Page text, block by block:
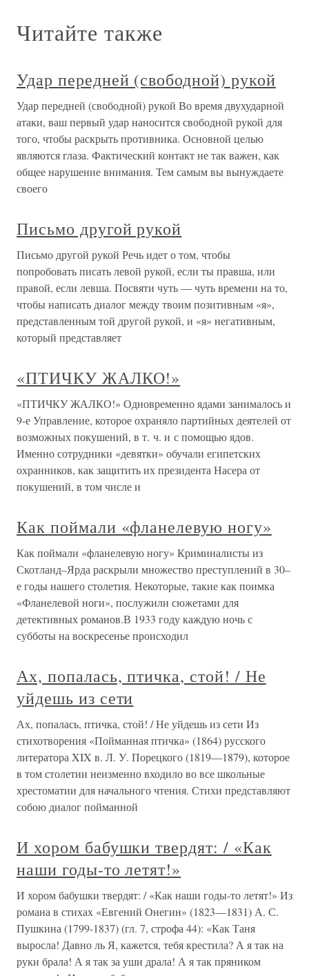
Читайте также
Удар передней (свободной) рукой
Удар передней (свободной) рукой Во время двухударной
атаки, ваш первый удар наносится свободной рукой для
того, чтобы раскрыть противника. Основной целью
являются глаза. Фактический контакт не так важен, как
общее нарушение внимания. Тем самым вы вынуждаете
своего
Письмо другой рукой
Письмо другой рукой Речь идет о том, чтобы
попробовать писать левой рукой, если ты правша, или
правой, если левша. Посвяти чуть — чуть времени на то,
чтобы написать диалог между твоим позитивным «я»,
представленным той другой рукой, и «я» негативным,
который представляет
«ПТИЧКУ ЖАЛКО!»
«ПТИЧКУ ЖАЛКО!» Одновременно ядами занималось и
9-е Управление, которое охраняло партийных деятелей от
возможных покушений, в т. ч. и с помощью ядов.
Именно сотрудники «девятки» обучали египетских
охранников, как защитить их президента Насера от
покушений, в том числе и
Как поймали «фланелевую ногу»
Как поймали «фланелевую ногу» Криминалисты из
Скотланд–Ярда раскрыли множество преступлений в 30–
е годы нашего столетия. Некоторые, такие как поимка
«Фланелевой ноги», послужили сюжетами для
детективных романов.В 1933 году каждую ночь с
субботы на воскресенье происходил
Ах, попалась, птичка, стой! / Не
уйдешь из сети
Ах, попалась, птичка, стой! / Не уйдешь из сети Из
стихотворения «Пойманная птичка» (1864) русского
литератора XIX в. Л. У. Порецкого (1819—1879), которое
в том столетии неизменно входило во все школьные
хрестоматии для начального чтения. Стихи представляют
собою диалог пойманной
И хором бабушки твердят: / «Как
наши годы-то летят!»
И хором бабушки твердят: / «Как наши годы-то летят!» Из
романа в стихах «Евгений Онегин» (1823—1831) А. С.
Пушкина (1799-1837) (гл. 7, строфа 44): «Как Таня
выросла! Давно ль Я, кажется, тебя крестила? А я так на
руки брала! А я так за уши драла! А я так пряником